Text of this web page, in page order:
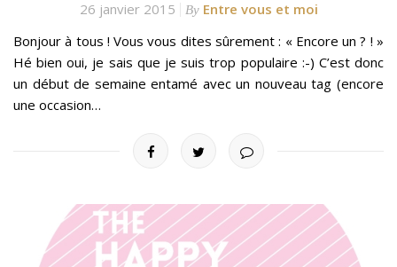
26 janvier 2015 By Entre vous et moi
Bonjour à tous ! Vous vous dites sûrement : « Encore un ? ! »
Hé bien oui, je sais que je suis trop populaire :-) C’est donc
un début de semaine entamé avec un nouveau tag (encore
une occasion…